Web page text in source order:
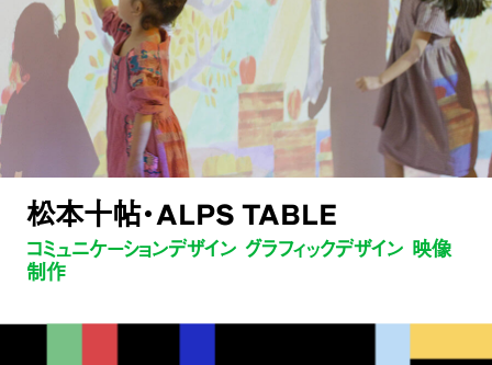
松本十帖・ALPS TABLE
コミュニケーションデザイン グラフィックデザイン 映像
制作